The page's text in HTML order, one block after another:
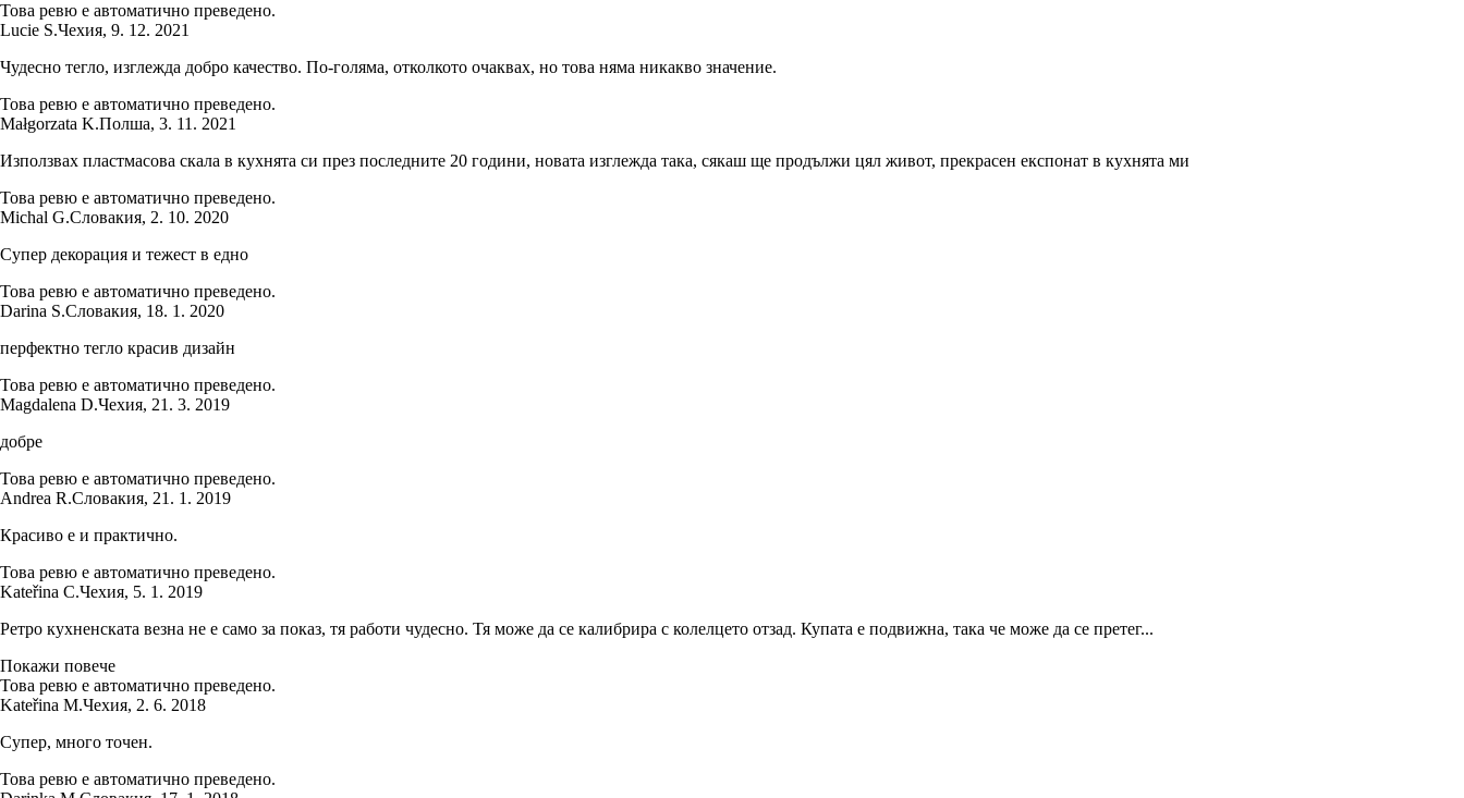
Това ревю е автоматично преведено.
Lucie S.Чехия, 9. 12. 2021
Чудесно тегло, изглежда добро качество. По-голяма, отколкото очаквах, но това няма никакво значение.
Това ревю е автоматично преведено.
Małgorzata K.Полша, 3. 11. 2021
Използвах пластмасова скала в кухнята си през последните 20 години, новата изглежда така, сякаш ще продължи цял живот, прекрасен експонат в кухнята ми
Това ревю е автоматично преведено.
Michal G.Словакия, 2. 10. 2020
Супер декорация и тежест в едно
Това ревю е автоматично преведено.
Darina S.Словакия, 18. 1. 2020
перфектно тегло красив дизайн
Това ревю е автоматично преведено.
Magdalena D.Чехия, 21. 3. 2019
добре
Това ревю е автоматично преведено.
Andrea R.Словакия, 21. 1. 2019
Красиво е и практично.
Това ревю е автоматично преведено.
Kateřina C.Чехия, 5. 1. 2019
Ретро кухненската везна не е само за показ, тя работи чудесно. Тя може да се калибрира с колелцето отзад. Купата е подвижна, така че може да се претег...
Покажи повече
Това ревю е автоматично преведено.
Kateřina M.Чехия, 2. 6. 2018
Супер, много точен.
Това ревю е автоматично преведено.